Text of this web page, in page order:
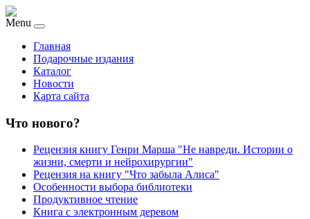
Menu
Главная
Подарочные издания
Каталог
Новости
Карта сайта
Что нового?
Рецензия книгу Генри Марша "Не навреди. Истории о
жизни, смерти и нейрохирургии"
Рецензия на книгу "Что забыла Алиса"
Особенности выбора библиотеки
Продуктивное чтение
Книга с электронным деревом